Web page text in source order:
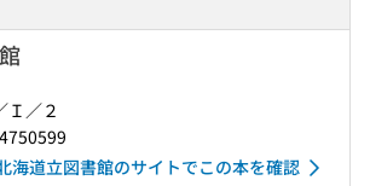
Ｉ／２
海道立図書館のサイトでこの本を確認